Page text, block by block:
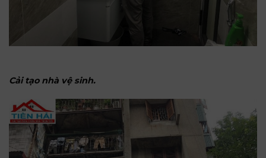
Cải tạo nhà vệ sinh.